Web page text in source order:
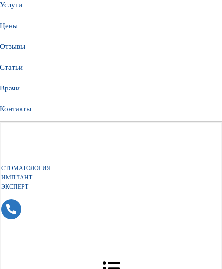
Услуги
Цены
Отзывы
Статьи
Врачи
Контакты
СТОМАТОЛОГИЯ
ИМПЛАНТ
ЭКСПЕРТ